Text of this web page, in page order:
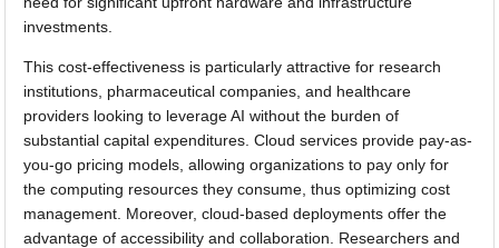
investments.
This cost-effectiveness is particularly attractive for research
institutions, pharmaceutical companies, and healthcare
providers looking to leverage AI without the burden of
substantial capital expenditures. Cloud services provide pay-as-
you-go pricing models, allowing organizations to pay only for
the computing resources they consume, thus optimizing cost
management. Moreover, cloud-based deployments offer the
advantage of accessibility and collaboration. Researchers and